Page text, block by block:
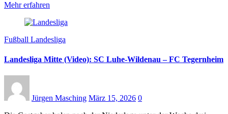
Mehr erfahren
Fußball Landesliga
Landesliga Mitte (Video): SC Luhe-Wildenau – FC Tegernheim
Jürgen Masching März 15, 2026 0